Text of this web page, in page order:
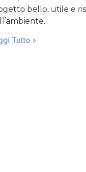
bello, utile e
Tutto »